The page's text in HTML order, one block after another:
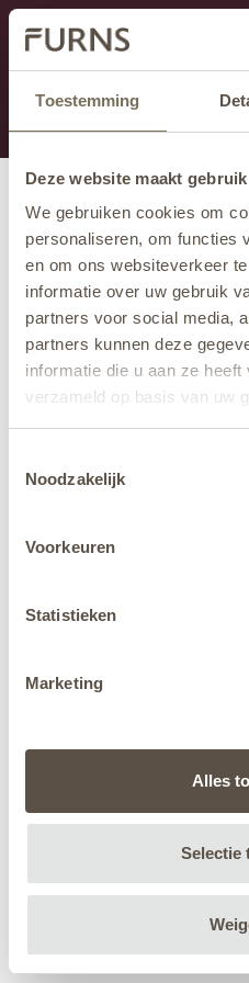
Toestemming
Deze website maakt
We gebruiken cookies om
personaliseren, om functies
en om ons websiteverkeer
informatie over uw gebruik
partners voor social media,
partners kunnen deze
informatie die u aan ze
verzameld op basis van uw
jehier.
Noodzakelijk
Voorkeuren
Statistieken
Marketing
Alles
Selectie
Dieser Abschnitt wird
Wenn Sie Informationen
unter +31 413 395 294